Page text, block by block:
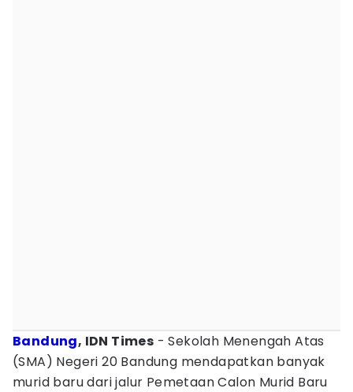
Bandung, IDN Times - Sekolah Menengah Atas
(SMA) Negeri 20 Bandung mendapatkan banyak
murid baru dari jalur Pemetaan Calon Murid Baru